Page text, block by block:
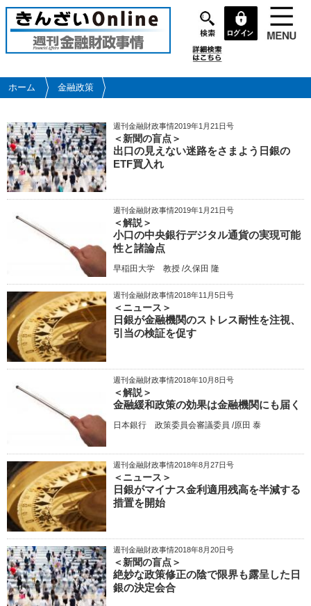
メ
イ
コ
ン
に
移
動
ホーム 金融政策
週刊金融財政事情2019年1月21日号
＜新聞の盲点＞
出口の見えない迷路をさまよう日銀の
ETF買入れ
週刊金融財政事情2019年1月21日号
＜解説＞
小口の中央銀行デジタル通貨の実現可能
性と諸論点
早稲田大学 教授 /久保田 隆
週刊金融財政事情2018年11月5日号
＜ニュース＞
日銀が金融機関のストレス耐性を注視、
引当の検証を促す
週刊金融財政事情2018年10月8日号
＜解説＞
金融緩和政策の効果は金融機関にも届く
日本銀行 政策委員会審議委員 /原田 泰
週刊金融財政事情2018年8月27日号
＜ニュース＞
日銀がマイナス金利適用残高を半減する
措置を開始
週刊金融財政事情2018年8月20日号
＜新聞の盲点＞
絶妙な政策修正の陰で限界も露呈した日
銀の決定会合